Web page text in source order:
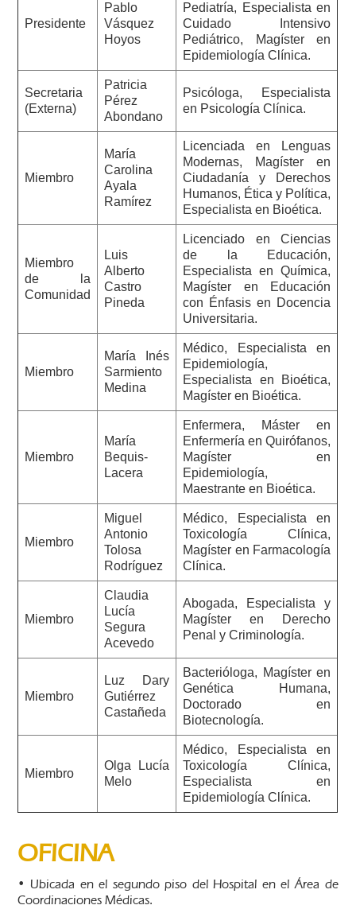
Presidente
Pablo
Vásquez
Hoyos
Pediatría, Especialista en
Cuidado Intensivo
Pediátrico, Magíster en
Epidemiología Clínica.
Secretaria
(Externa)
Patricia
Pérez
Abondano
Psicóloga, Especialista
en Psicología Clínica.
Miembro
María
Carolina
Ayala
Ramírez
Licenciada en Lenguas
Modernas, Magíster en
Ciudadanía y Derechos
Humanos, Ética y Política,
Especialista en Bioética.
Miembro
de la
Comunidad
Luis
Alberto
Castro
Pineda
Licenciado en Ciencias
de la Educación,
Especialista en Química,
Magíster en Educación
con Énfasis en Docencia
Universitaria.
Miembro
María Inés
Sarmiento
Medina
Médico, Especialista en
Epidemiología,
Especialista en Bioética,
Magíster en Bioética.
Miembro
María
Bequis-
Lacera
Enfermera, Máster en
Enfermería en Quirófanos,
Magíster en
Epidemiología,
Maestrante en Bioética.
Miembro
Miguel
Antonio
Tolosa
Rodríguez
Médico, Especialista en
Toxicología Clínica,
Magíster en Farmacología
Clínica.
Miembro
Claudia
Lucía
Segura
Acevedo
Abogada, Especialista y
Magíster en Derecho
Penal y Criminología.
Miembro
Luz Dary
Gutiérrez
Castañeda
Bacterióloga, Magíster en
Genética Humana,
Doctorado en
Biotecnología.
Miembro
Olga Lucía
Melo
Médico, Especialista en
Toxicología Clínica,
Especialista en
Epidemiología Clínica.
OFICINA
• Ubicada en el segundo piso del Hospital en el Área de
Coordinaciones Médicas.